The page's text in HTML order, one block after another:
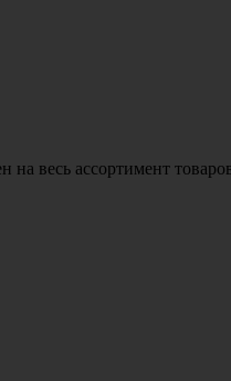
весь ассортимент